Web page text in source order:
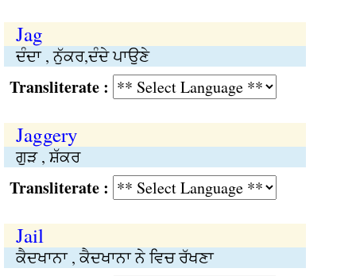
Jag
ਦੰਦਾ , ਨੁੱਕਰ,ਦੰਦੇ ਪਾਉਣੇ
:
Jaggery
ਗੁੜ , ਸ਼ੱਕਰ
:
Jail
ਕੈਦਖਾਨਾ , ਕੈਦਖਾਨਾ ਨੇ ਵਿਚ ਰੱਖਣਾ